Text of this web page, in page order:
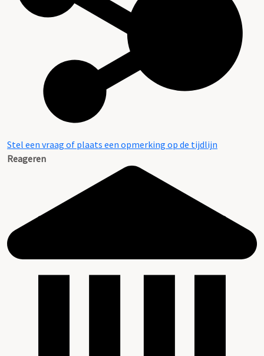
Stel een vraag of plaats een opmerking op de tijdlijn
Reageren